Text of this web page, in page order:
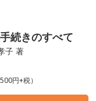
続きのすべて
子 著
円+税）